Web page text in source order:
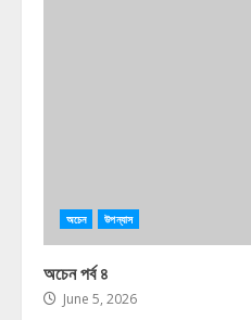
অচেন উপন্যাস
অচেন পর্ব ৪
June 5, 2026